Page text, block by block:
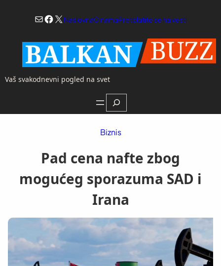
Mail
Facebook
X NaslovnaO namaPretplatite se na vesti
Vaš svakodnevni pogled na svet
Search
Biznis
Pad cena nafte zbog
mogućeg sporazuma SAD i
Irana